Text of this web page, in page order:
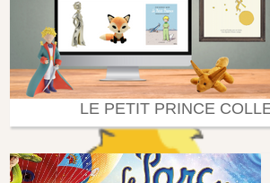
LE PETIT PRINCE